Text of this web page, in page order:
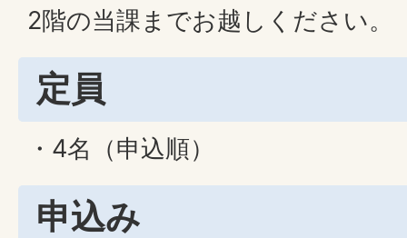
2階の当課までお越しください。
定員
・4名（申込順）
申込み